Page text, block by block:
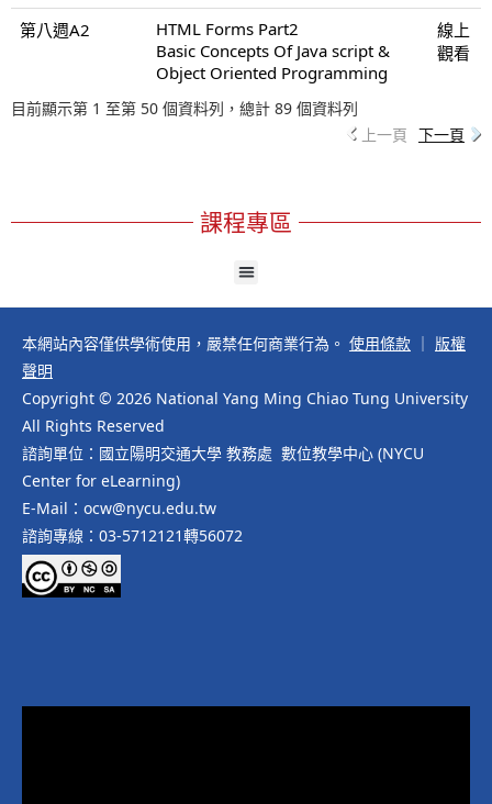
第八週A2
HTML Forms Part2
Basic Concepts Of Java script &
Object Oriented Programming
線上
觀看
目前顯示第 1 至第 50 個資料列，總計 89 個資料列
上一頁 下一頁
課程專區
本網站內容僅供學術使用，嚴禁任何商業行為。 使用條款
版權
聲明
Copyright © 2026 National Yang Ming Chiao Tung University
All Rights Reserved
諮詢單位：國立陽明交通大學 教務處 數位教學中心 (NYCU
Center for eLearning)
E-Mail：ocw@nycu.edu.tw
諮詢專線：03-5712121轉56072